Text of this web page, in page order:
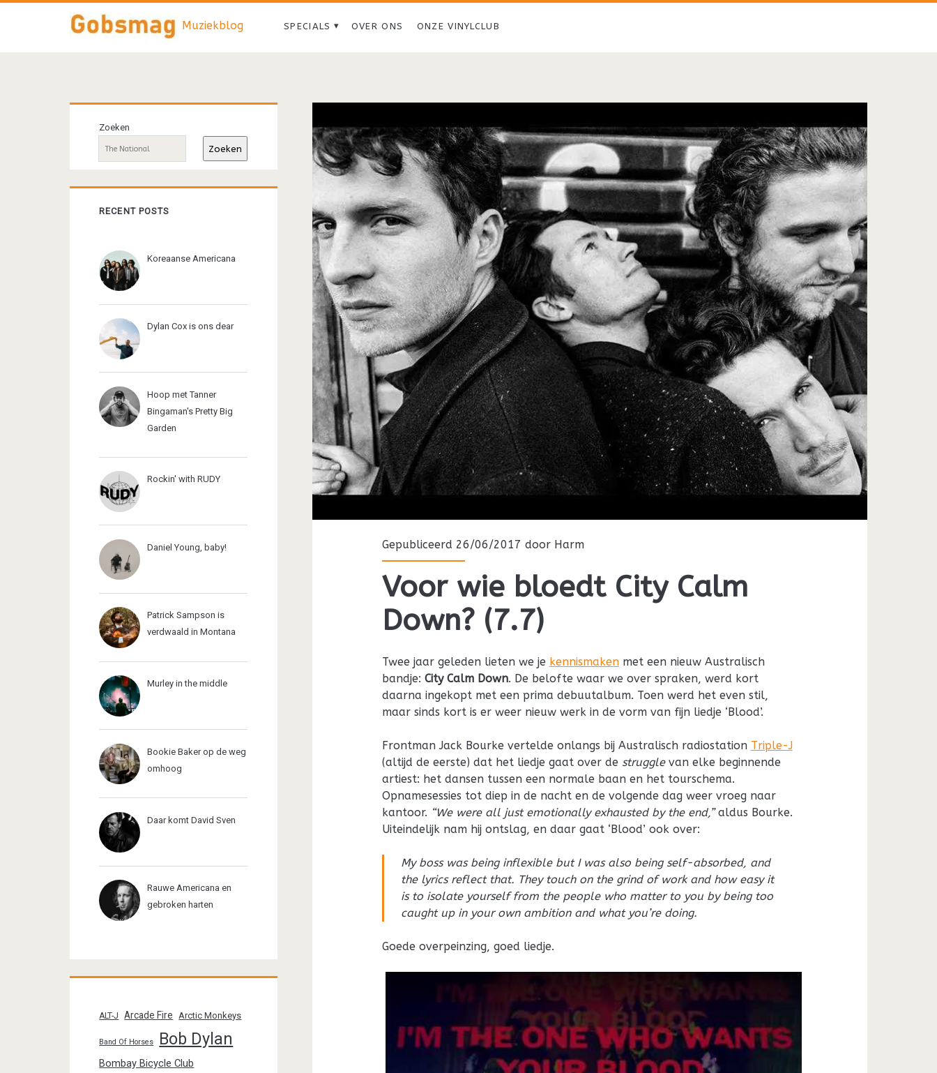
Muziekblog SPECIALS OVER ONS ONZE VINYLCLUB
<span>City
Calm
Down</span>
Gepubliceerd 26/06/2017 door Harm
Voor wie bloedt City Calm
Down? (7.7)
Twee jaar geleden lieten we je kennismakenmet een nieuw Australisch
bandje: City Calm Down. De belofte waar we over spraken, werd kort
daarna ingekopt met een prima debuutalbum. Toen werd het even stil,
maar sinds kort is er weer nieuw werk in de vorm van fijn liedje ‘Blood’.
Frontman Jack Bourke vertelde onlangs bij Australisch radiostation Triple-J
(altijd de eerste) dat het liedje gaat over de strugglevan elke beginnende
artiest: het dansen tussen een normale baan en het tourschema.
Opnamesessies tot diep in de nacht en de volgende dag weer vroeg naar
kantoor. “We were all just emotionally exhausted by the end,”aldus Bourke.
Uiteindelijk nam hij ontslag, en daar gaat ‘Blood’ ook over:
My boss was being inflexible but I was also being self-absorbed, and
the lyrics reflect that. They touch on the grind of work and how easy it
is to isolate yourself from the people who matter to you by being too
caught up in your own ambition and what you’re doing.
Goede overpeinzing, goed liedje.
Primaire
sidebar
Zoeken
Zoeken
RECENT POSTS
Koreaanse Americana
Dylan Cox is ons dear
Hoop met Tanner
Bingaman's Pretty Big
Garden
Rockin' with RUDY
Daniel Young, baby!
Patrick Sampson is
verdwaald in Montana
Murley in the middle
Bookie Baker op de weg
omhoog
Daar komt David Sven
Rauwe Americana en
gebroken harten
ALT-J Arcade Fire Arctic Monkeys
Band Of Horses Bob Dylan
Bombay Bicycle Club